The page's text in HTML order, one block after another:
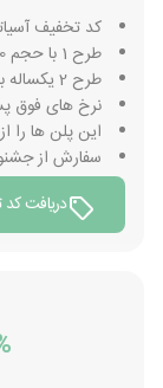
کد تخفیف
طرح 1 با حجم 2400 گیگ 6 ماهه قیمت 1938000 تومان
طرح 2 یکساله با ترافیک 4800 گیگ قیمت 3456000 تومان
نرخ های فوق
این پلن ها را
سفارش از
دریافت